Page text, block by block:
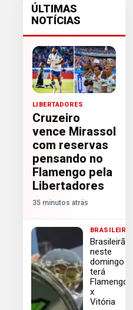
ÚLTIMAS
NOTÍCIAS
LIBERTADORES
Cruzeiro
vence Mirassol
com reservas
pensando no
Flamengo pela
Libertadores
35 minutos atrás
BRASILEIRÃO
Brasileirão
neste
domingo
terá
Flamengo
x
Vitória